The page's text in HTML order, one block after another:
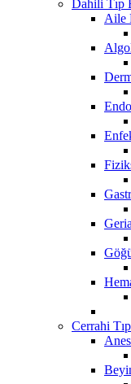
Dahili Tıp
Aile
Cerrahi